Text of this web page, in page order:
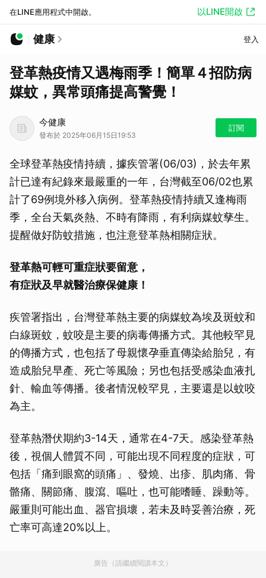
在LINE應用程式中開啟。 以LINE開啟
健康 登入
登革熱疫情又遇梅雨季！簡單４招防病
媒蚊，異常頭痛提高警覺！
今健康
發布於 2025年06月15日19:53
訂閱
全球登革熱疫情持續，據疾管署(06/03)，於去年累
計已達有紀錄來最嚴重的一年，台灣截至06/02也累
計了69例境外移入病例。登革熱疫情持續又逢梅雨
季，全台天氣炎熱、不時有降雨，有利病媒蚊孳生。
提醒做好防蚊措施，也注意登革熱相關症狀。
登革熱可輕可重症狀要留意，
有症狀及早就醫治療保健康！
疾管署指出，台灣登革熱主要的病媒蚊為埃及斑蚊和
白線斑蚊，蚊咬是主要的病毒傳播方式。其他較罕見
的傳播方式，也包括了母親懷孕垂直傳染給胎兒，有
造成胎兒早產、死亡等風險；另也包括受感染血液扎
針、輸血等傳播。後者情況較罕見，主要還是以蚊咬
為主。
登革熱潛伏期約3-14天，通常在4-7天。感染登革熱
後，視個人體質不同，可能出現不同程度的症狀，可
包括「痛到眼窩的頭痛」、發燒、出疹、肌肉痛、骨
骼痛、關節痛、腹瀉、嘔吐，也可能嗜睡、躁動等。
嚴重則可能出血、器官損壞，若未及時妥善治療，死
亡率可高達20%以上。
廣告（請繼續閱讀本文）